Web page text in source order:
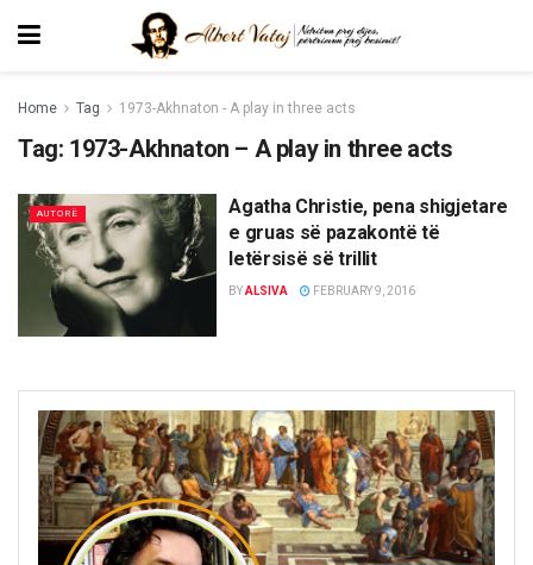
Home Tag 1973-Akhnaton - A play in three acts
Tag: 1973-Akhnaton – A play in three acts
AUTORË
Agatha Christie, pena shigjetare
e gruas së pazakontë të
letërsisë së trillit
BYALSIVA FEBRUARY 9, 2016